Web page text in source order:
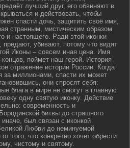
лучший друг, его обвиняют в
и действовать, чтобы
спасти дочь, защитить своё имя,
странным, мистическим образом
и настоящего. Ради этой иконки
предают, убивают, потому что видят
Иконы – совсем иная цена. Имя
поймет наш герой. История
отражение истории России. Когда
за миллионами, спасти их может
они спросят себя:
блага в мире не смогут в главную
одну святую иконку. Действие
современность и
битвы до страшного
был связан с иконкой
Любви до неминуемой
того, что конкретно хочет обрести
чистому и святому.